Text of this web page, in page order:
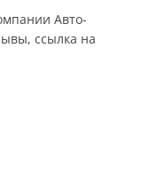
Авто-
ссылка на